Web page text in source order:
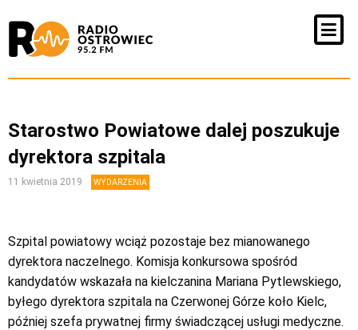
Starostwo Powiatowe dalej poszukuje
dyrektora szpitala
11 kwietnia 2019 WYDARZENIA
Szpital powiatowy wciąż pozostaje bez mianowanego
dyrektora naczelnego. Komisja konkursowa spośród
kandydatów wskazała na kielczanina Mariana Pytlewskiego,
byłego dyrektora szpitala na Czerwonej Górze koło Kielc,
później szefa prywatnej firmy świadczącej usługi medyczne.